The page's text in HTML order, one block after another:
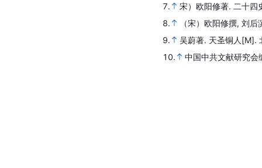
7.
宋）欧阳修著. 二十四
8.
（宋）欧阳修撰, 刘
9.
吴蔚著. 天圣铜人 [M].
10.
中国中共文献研究